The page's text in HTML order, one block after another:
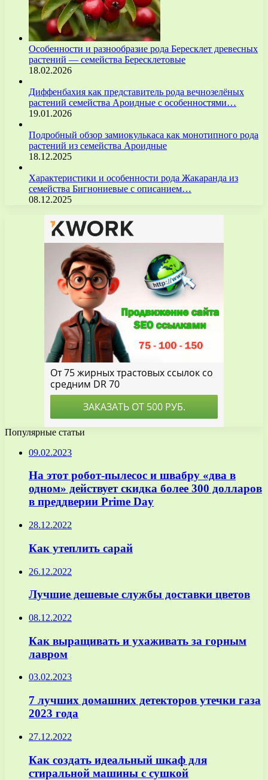
Особенности и разнообразие рода Бересклет древесных
растений — семейства Бересклетовые
18.02.2026
Диффенбахия как представитель рода вечнозелёных
растений семейства Ароидные с особенностями…
19.01.2026
Подробный обзор замиокулькаса как монотипного рода
растений из семейства Ароидные
18.12.2025
Характеристики и особенности рода Жакаранда из
семейства Бигнониевые с описанием…
08.12.2025
Популярные статьи
09.02.2023
На этот робот-пылесос и швабру «два в
одном» действует скидка более 300 долларов
в преддверии Prime Day
28.12.2022
Как утеплить сарай
26.12.2022
Лучшие дешевые службы доставки цветов
08.12.2022
Как выращивать и ухаживать за горным
лавром
03.02.2023
7 лучших домашних детекторов утечки газа
2023 года
27.12.2022
Как создать идеальный шкаф для
стиральной машины с сушкой